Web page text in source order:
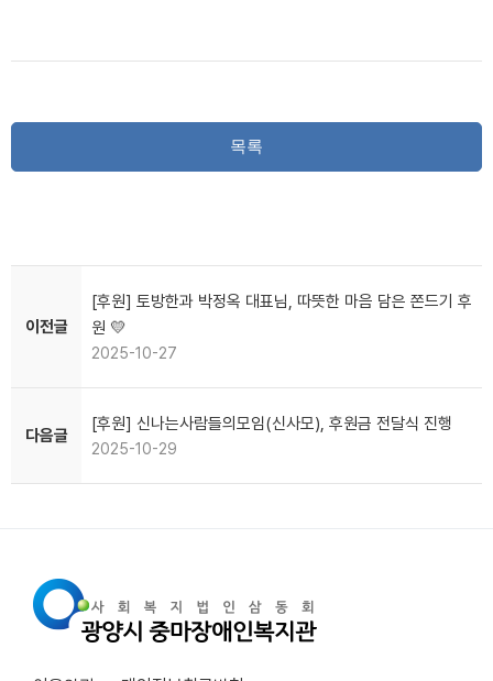
목록
이전글
[후원] 토방한과 박정옥 대표님, 따뜻한 마음 담은 쫀드기 후
원 💛
2025-10-27
다음글
[후원] 신나는사람들의모임(신사모), 후원금 전달식 진행
2025-10-29